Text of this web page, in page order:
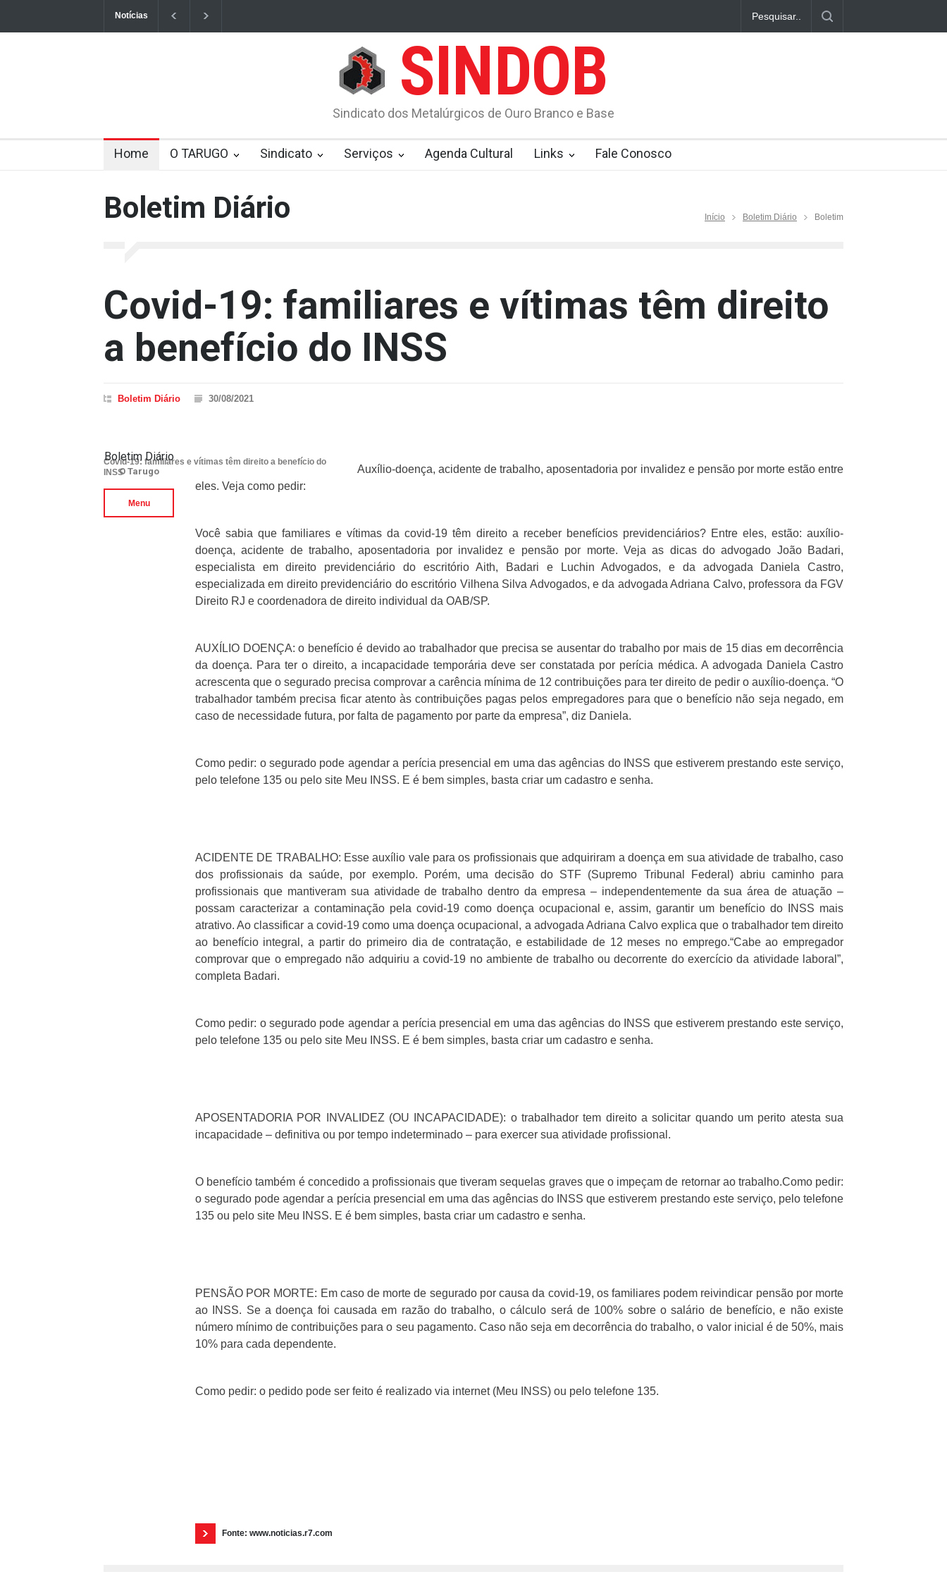
Notícias
Aposentado consegue revisão do INSS, e valor sobe de R$ 2.000 para R$ 5.000
GERDAU OURO BRANCO - ACORDO COLETIVO DE TRABALHO 2020/2021
Novembro Azul 2020: Campanha destaca importância da prevenção e diagnóstico precoce do câncer de próstata
SINDOB
Sindicato dos Metalúrgicos de Ouro Branco e Base
Home O TARUGO Sindicato Serviços Agenda Cultural Links Fale Conosco
Boletim Diário Início Boletim Diário Boletim
Covid-19: familiares e vítimas têm direito
a benefício do INSS
Boletim Diário 30/08/2021
Covid-19: familiares e vítimas têm direito a benefício do
INSS
Auxílio-doença, acidente de trabalho, aposentadoria por invalidez e pensão por morte estão entre
eles. Veja como pedir:
Você sabia que familiares e vítimas da covid-19 têm direito a receber benefícios previdenciários? Entre eles, estão: auxílio-
doença, acidente de trabalho, aposentadoria por invalidez e pensão por morte. Veja as dicas do advogado João Badari,
especialista em direito previdenciário do escritório Aith, Badari e Luchin Advogados, e da advogada Daniela Castro,
especializada em direito previdenciário do escritório Vilhena Silva Advogados, e da advogada Adriana Calvo, professora da FGV
Direito RJ e coordenadora de direito individual da OAB/SP.
AUXÍLIO DOENÇA: o benefício é devido ao trabalhador que precisa se ausentar do trabalho por mais de 15 dias em decorrência
da doença. Para ter o direito, a incapacidade temporária deve ser constatada por perícia médica. A advogada Daniela Castro
acrescenta que o segurado precisa comprovar a carência mínima de 12 contribuições para ter direito de pedir o auxílio-doença. “O
trabalhador também precisa ficar atento às contribuições pagas pelos empregadores para que o benefício não seja negado, em
caso de necessidade futura, por falta de pagamento por parte da empresa”, diz Daniela.
Como pedir: o segurado pode agendar a perícia presencial em uma das agências do INSS que estiverem prestando este serviço,
pelo telefone 135 ou pelo site Meu INSS. E é bem simples, basta criar um cadastro e senha.
ACIDENTE DE TRABALHO: Esse auxílio vale para os profissionais que adquiriram a doença em sua atividade de trabalho, caso
dos profissionais da saúde, por exemplo. Porém, uma decisão do STF (Supremo Tribunal Federal) abriu caminho para
profissionais que mantiveram sua atividade de trabalho dentro da empresa – independentemente da sua área de atuação –
possam caracterizar a contaminação pela covid-19 como doença ocupacional e, assim, garantir um benefício do INSS mais
atrativo. Ao classificar a covid-19 como uma doença ocupacional, a advogada Adriana Calvo explica que o trabalhador tem direito
ao benefício integral, a partir do primeiro dia de contratação, e estabilidade de 12 meses no emprego.“Cabe ao empregador
comprovar que o empregado não adquiriu a covid-19 no ambiente de trabalho ou decorrente do exercício da atividade laboral”,
completa Badari.
Como pedir: o segurado pode agendar a perícia presencial em uma das agências do INSS que estiverem prestando este serviço,
pelo telefone 135 ou pelo site Meu INSS. E é bem simples, basta criar um cadastro e senha.
APOSENTADORIA POR INVALIDEZ (OU INCAPACIDADE): o trabalhador tem direito a solicitar quando um perito atesta sua
incapacidade – definitiva ou por tempo indeterminado – para exercer sua atividade profissional.
O benefício também é concedido a profissionais que tiveram sequelas graves que o impeçam de retornar ao trabalho.Como pedir:
o segurado pode agendar a perícia presencial em uma das agências do INSS que estiverem prestando este serviço, pelo telefone
135 ou pelo site Meu INSS. E é bem simples, basta criar um cadastro e senha.
PENSÃO POR MORTE: Em caso de morte de segurado por causa da covid-19, os familiares podem reivindicar pensão por morte
ao INSS. Se a doença foi causada em razão do trabalho, o cálculo será de 100% sobre o salário de benefício, e não existe
número mínimo de contribuições para o seu pagamento. Caso não seja em decorrência do trabalho, o valor inicial é de 50%, mais
10% para cada dependente.
Como pedir: o pedido pode ser feito é realizado via internet (Meu INSS) ou pelo telefone 135.
Fonte: www.noticias.r7.com
Boletim Diário
O Tarugo
Menu